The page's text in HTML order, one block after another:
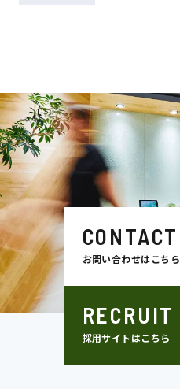
CONTACT
お問い合わせはこちら
RECRUIT
採用サイトはこちら